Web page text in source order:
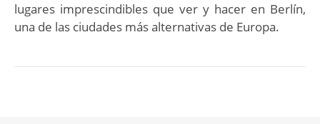
lugares imprescindibles que ver y hacer en Berlín,
una de las ciudades más alternativas de Europa.